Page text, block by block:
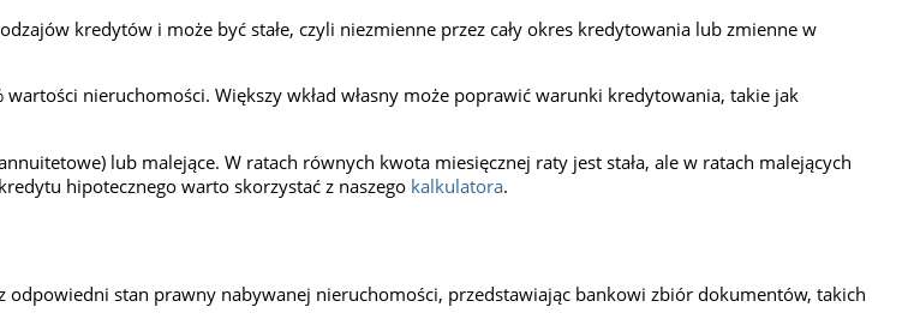
kredytów i może być stałe, czyli niezmienne przez cały okres kredytowania lub zmienne w
nieruchomości. Większy wkład własny może poprawić warunki kredytowania, takie jak
lub malejące. W ratach równych kwota miesięcznej raty jest stała, ale w ratach malejących
hipotecznego warto skorzystać z naszego kalkulatora.
odpowiedni stan prawny nabywanej nieruchomości, przedstawiając bankowi zbiór dokumentów, takich